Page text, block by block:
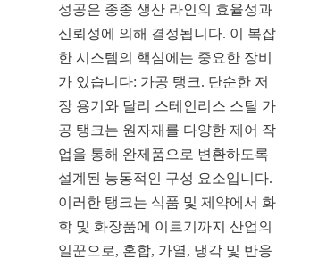
성공은 종종 생산 라인의 효율성과
신뢰성에 의해 결정됩니다. 이 복잡
한 시스템의 핵심에는 중요한 장비
가 있습니다: 가공 탱크. 단순한 저
장 용기와 달리 스테인리스 스틸 가
공 탱크는 원자재를 다양한 제어 작
업을 통해 완제품으로 변환하도록
설계된 능동적인 구성 요소입니다.
이러한 탱크는 식품 및 제약에서 화
학 및 화장품에 이르기까지 산업의
일꾼으로, 혼합, 가열, 냉각 및 반응